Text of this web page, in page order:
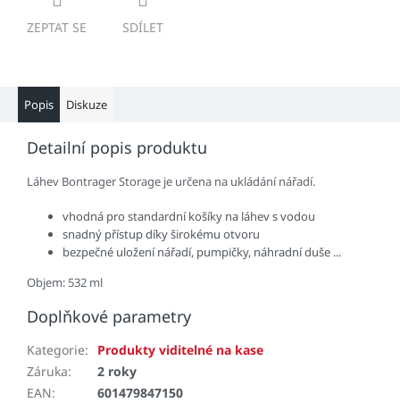
ZEPTAT SE SDÍLET
Popis Diskuze
Detailní popis produktu
Láhev Bontrager Storage je určena na ukládání nářadí.
vhodná pro standardní košíky na láhev s vodou
snadný přístup díky širokému otvoru
bezpečné uložení nářadí, pumpičky, náhradní duše ...
Objem: 532 ml
Doplňkové parametry
Kategorie:
Produkty viditelné na kase
Záruka:
2 roky
EAN: 601479847150